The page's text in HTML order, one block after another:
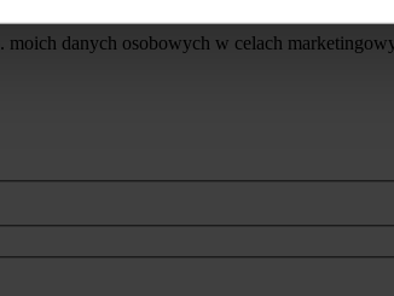
danych osobowych w celach